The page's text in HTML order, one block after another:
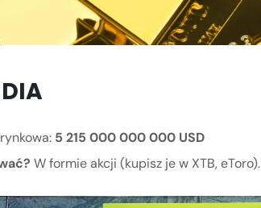
5 215 000 000 000 USD
W formie akcji (kupisz je w XTB, eToro).